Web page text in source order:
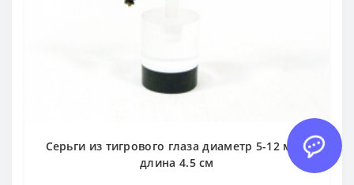
Серьги из тигрового глаза диаметр 5-12 мм -
длина 4.5 см